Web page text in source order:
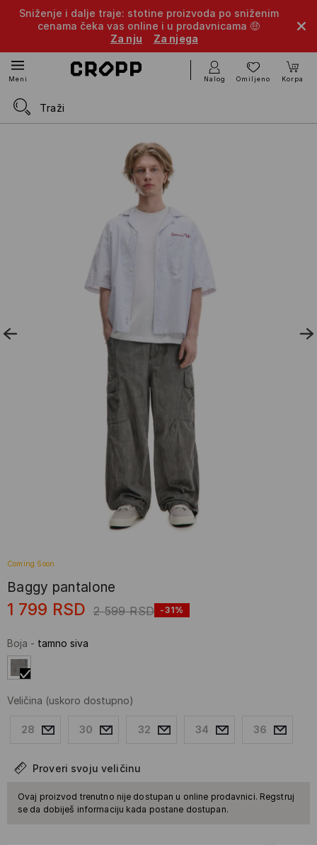
Sniženje i dalje traje: stotine proizvoda po sniženim
cenama čeka vas online i u prodavnicama 🤑
Za nju
Za njega
Meni Nalog Omiljeno Korpa
Coming Soon
Baggy pantalone
1 799 RSD 2 599 RSD -31%
Boja - tamno siva
Veličina (uskoro dostupno)
28 30 32 34 36
Proveri svoju veličinu
Ovaj proizvod trenutno nije dostupan u online prodavnici. Regstruj
se da dobiješ informaciju kada postane dostupan.